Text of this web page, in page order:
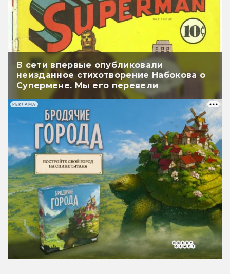
В сети впервые опубликовали
неизданное стихотворение Набокова о
Супермене. Мы его перевели
РЕКЛАМА